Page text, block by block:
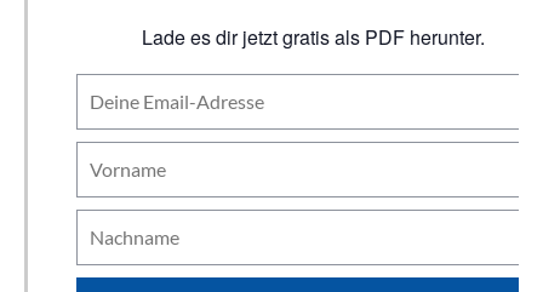
Lade es dir jetzt gratis als PDF herunter.